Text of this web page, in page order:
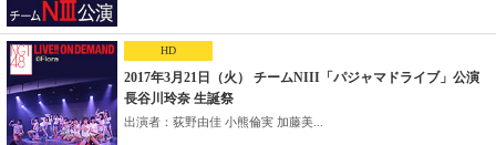
HD
2017年3月21日（火） チームNIII「パジャマドライブ」公演
長谷川玲奈 生誕祭
出演者：荻野由佳 小熊倫実 加藤美...